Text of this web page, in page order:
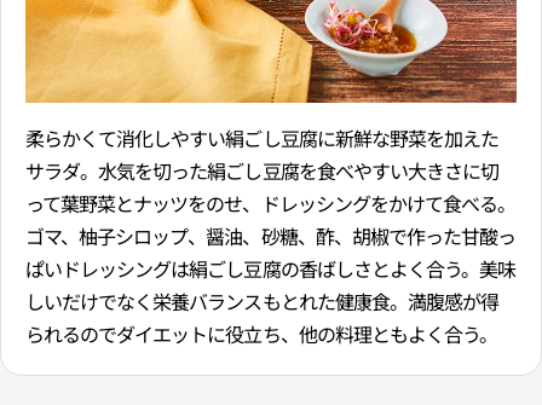
柔らかくて消化しやすい絹ごし豆腐に新鮮な野菜を加えた
サラダ。水気を切った絹ごし豆腐を食べやすい大きさに切
って葉野菜とナッツをのせ、ドレッシングをかけて食べる。
ゴマ、柚子シロップ、醤油、砂糖、酢、胡椒で作った甘酸っ
ぱいドレッシングは絹ごし豆腐の香ばしさとよく合う。美味
しいだけでなく栄養バランスもとれた健康食。満腹感が得
られるのでダイエットに役立ち、他の料理ともよく合う。